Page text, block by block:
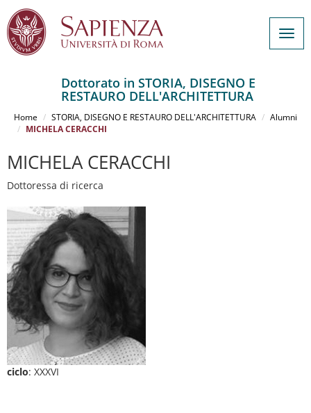
contenuto
Dottorato in STORIA, DISEGNO E
RESTAURO DELL'ARCHITETTURA
Home STORIA, DISEGNO E RESTAURO DELL'ARCHITETTURA
Alumni
MICHELA CERACCHI
MICHELA CERACCHI
Dottoressa di ricerca
ciclo: XXXVI